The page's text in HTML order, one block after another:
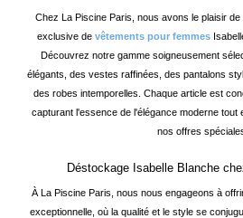
Chez La Piscine Paris, nous avons le plaisir
exclusive de vêtements pour femmes
Découvrez notre gamme soigneusement
élégants, des vestes raffinées, des pantalons
des robes intemporelles. Chaque article est
capturant l'essence de l'élégance moderne
nos offres
Déstockage Isabelle Blanche
À La Piscine Paris, nous nous engageons à
exceptionnelle, où la qualité et le style se